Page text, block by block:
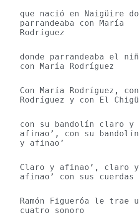
que nació en Naigüire
parrandeaba con María
Rodríguez
donde parrandeaba el
con María Rodríguez
Con María Rodríguez,
Rodríguez y con El
con su bandolín claro y
afinao’, con su
y afinao’
Claro y afinao’, claro y
afinao’ con sus cuerdas
Ramón Figueróa le trae
cuatro sonoro